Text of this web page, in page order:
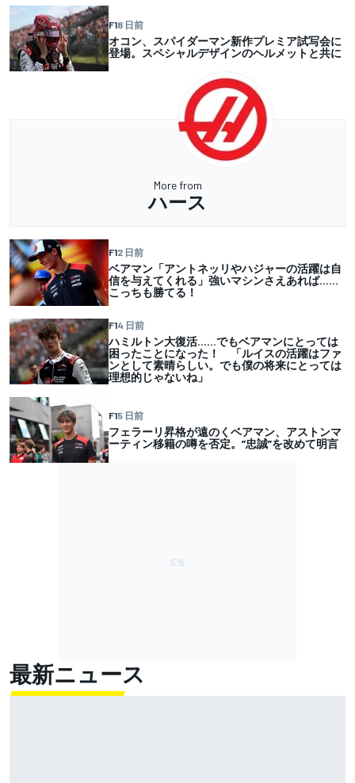
F18 日前
オコン、スパイダーマン新作プレミア試写会に
登場。スペシャルデザインのヘルメットと共に
More from
ハース
F12 日前
ベアマン「アントネッリやハジャーの活躍は自
信を与えてくれる」強いマシンさえあれば……
こっちも勝てる！
F14 日前
ハミルトン大復活……でもベアマンにとっては
困ったことになった！ 「ルイスの活躍はファ
ンとして素晴らしい。でも僕の将来にとっては
理想的じゃないね」
F15 日前
フェラーリ昇格が遠のくベアマン、アストンマ
ーティン移籍の噂を否定。”忠誠”を改めて明言
最新ニュース